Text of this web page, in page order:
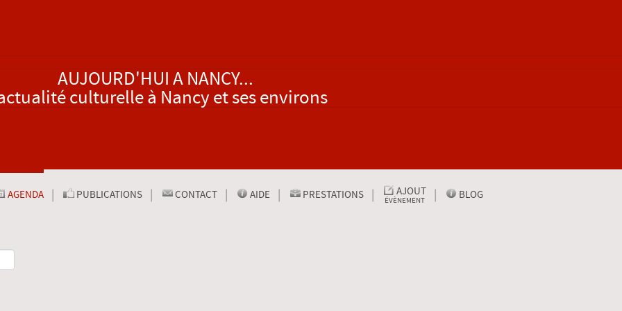
AUJOURD'HUI A NANCY...
culturelle à Nancy et ses environs
AGENDA PUBLICATIONS CONTACT AIDE PRESTATIONS AJOUT
ÉVÈNEMENT BLOG